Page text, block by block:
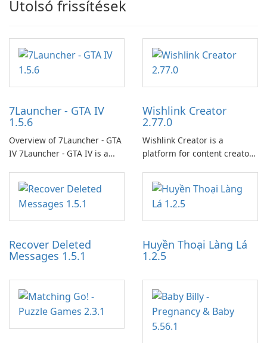
Utolsó frissítések
7Launcher - GTA IV
1.5.6
Overview of 7Launcher - GTA
IV 7Launcher - GTA IV is a
application designed to
optimize the gaming
experience for Grand Theft
Auto IV.
Wishlink Creator
2.77.0
Wishlink Creator is a
platform for content creators
work through built-in brand
partnerships and integrated
tools for content distribution
and audience engagement.
Recover Deleted
Messages 1.5.1
Huyền Thoại Làng Lá
1.2.5